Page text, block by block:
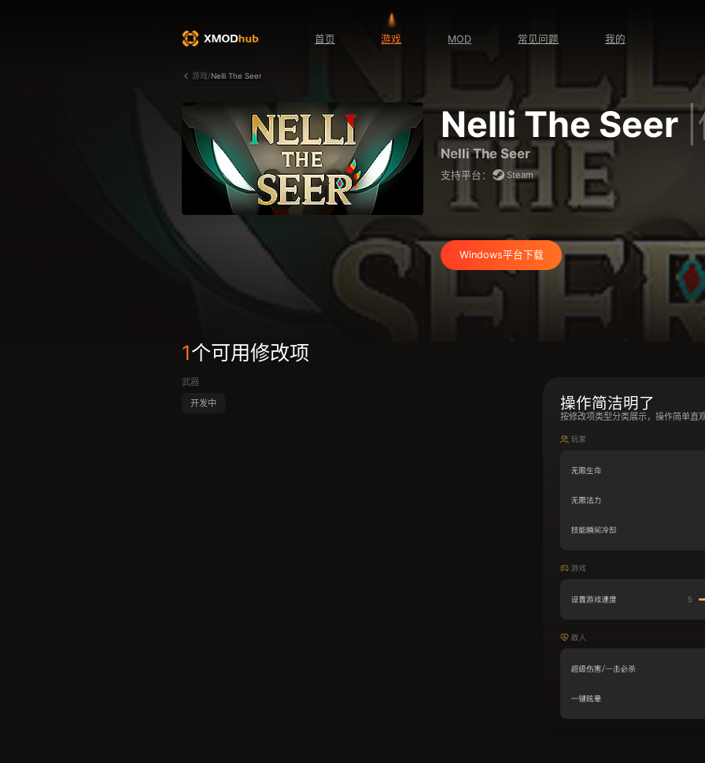
首页 游戏 MOD 常见问题 我的
游戏/Nelli The Seer
Nelli The Seer|
Nelli The Seer
支持平台： Steam
Windows平台下载
1个可用修改项
武器
开发中
操作简洁明了
按修改项类型分类展示，操作简单直